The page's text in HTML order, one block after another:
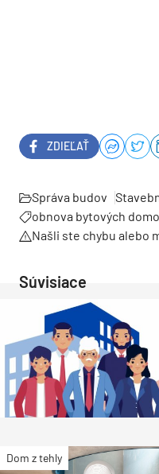
ZDIEĽAŤ
Správa budov
obnova bytových
Našli ste chybu alebo
Súvisiace
Dom z tehly